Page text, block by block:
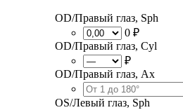
OD/Правый глаз, Sph
0 ₽
OD/Правый глаз, Cyl
₽
OD/Правый глаз, Ax
OS/Левый глаз, Sph